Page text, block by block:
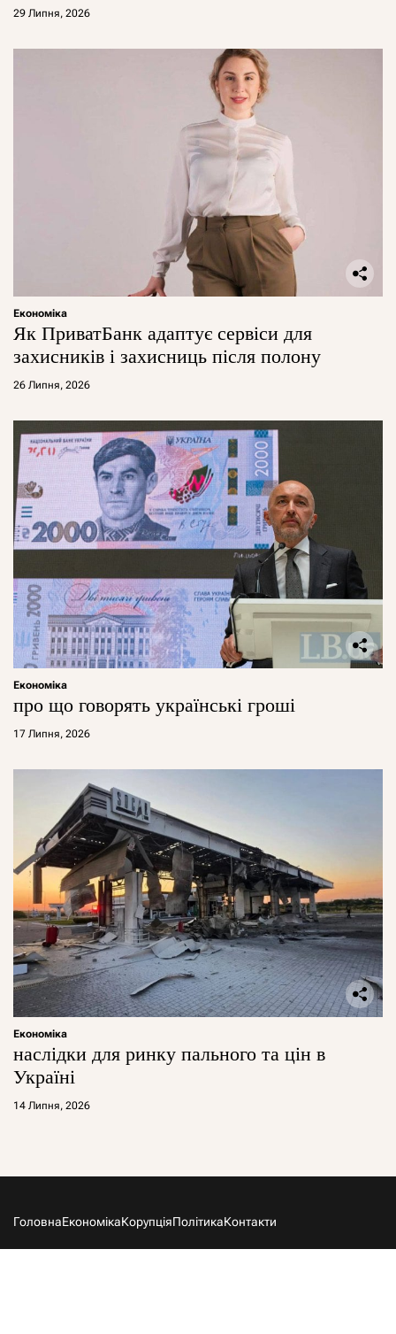
29 Липня, 2026
Економіка
Як ПриватБанк адаптує сервіси для
захисників і захисниць після полону
26 Липня, 2026
Економіка
про що говорять українські гроші
17 Липня, 2026
Економіка
наслідки для ринку пального та цін в
Україні
14 Липня, 2026
ГоловнаЕкономікаКорупціяПолітикаКонтакти